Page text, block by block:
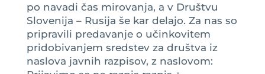
po navadi čas mirovanja, a v Društvu
Slovenija – Rusija še kar delajo. Za nas so
pripravili predavanje o učinkovitem
pridobivanjem sredstev za društva iz
naslova javnih razpisov, z naslovom: